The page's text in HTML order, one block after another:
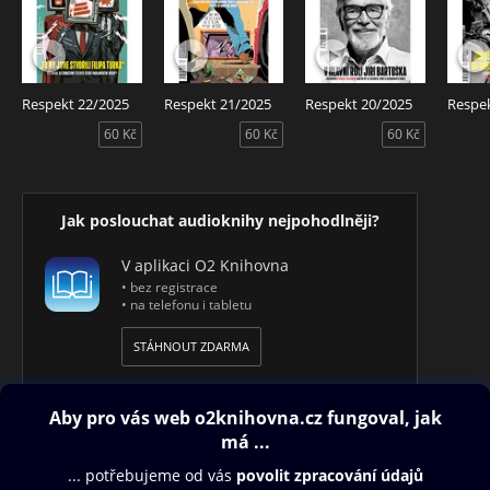
Návod k aktivaci přístupu najdete zde
http://audioteka.cz/respekt.
Respekt 5/2021 – Audiotéka ve spolupráci s českým
Veronika Bajerová.
Respekt 22/2025
60 Kč
Respekt 21/2025
60 Kč
Respekt 20/2025
60 Kč
Jak poslouchat audioknihy nejpohodlněji?
V aplikaci O2 Knihovna
• bez registrace
• na telefonu i tabletu
STÁHNOUT ZDARMA
Obsah ke stažení